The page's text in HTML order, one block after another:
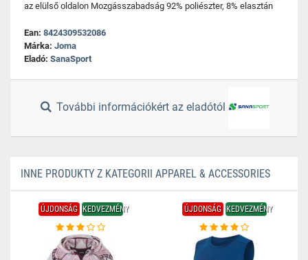
az elülső oldalon Mozgásszabadság 92% poliészter, 8% elasztán
Ean: 8424309532086
Márka: Joma
Eladó: SanaSport
További információkért az eladótól
INNE PRODUKTY Z KATEGORII APPAREL & ACCESSORIES
ÚJDONSÁG KEDVEZMÉNY ÚJDONSÁG KEDVEZMÉNY